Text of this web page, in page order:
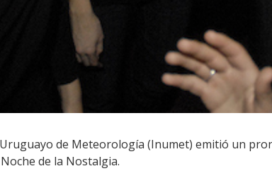
de Meteorología (Inumet) emitió un
de la Nostalgia.